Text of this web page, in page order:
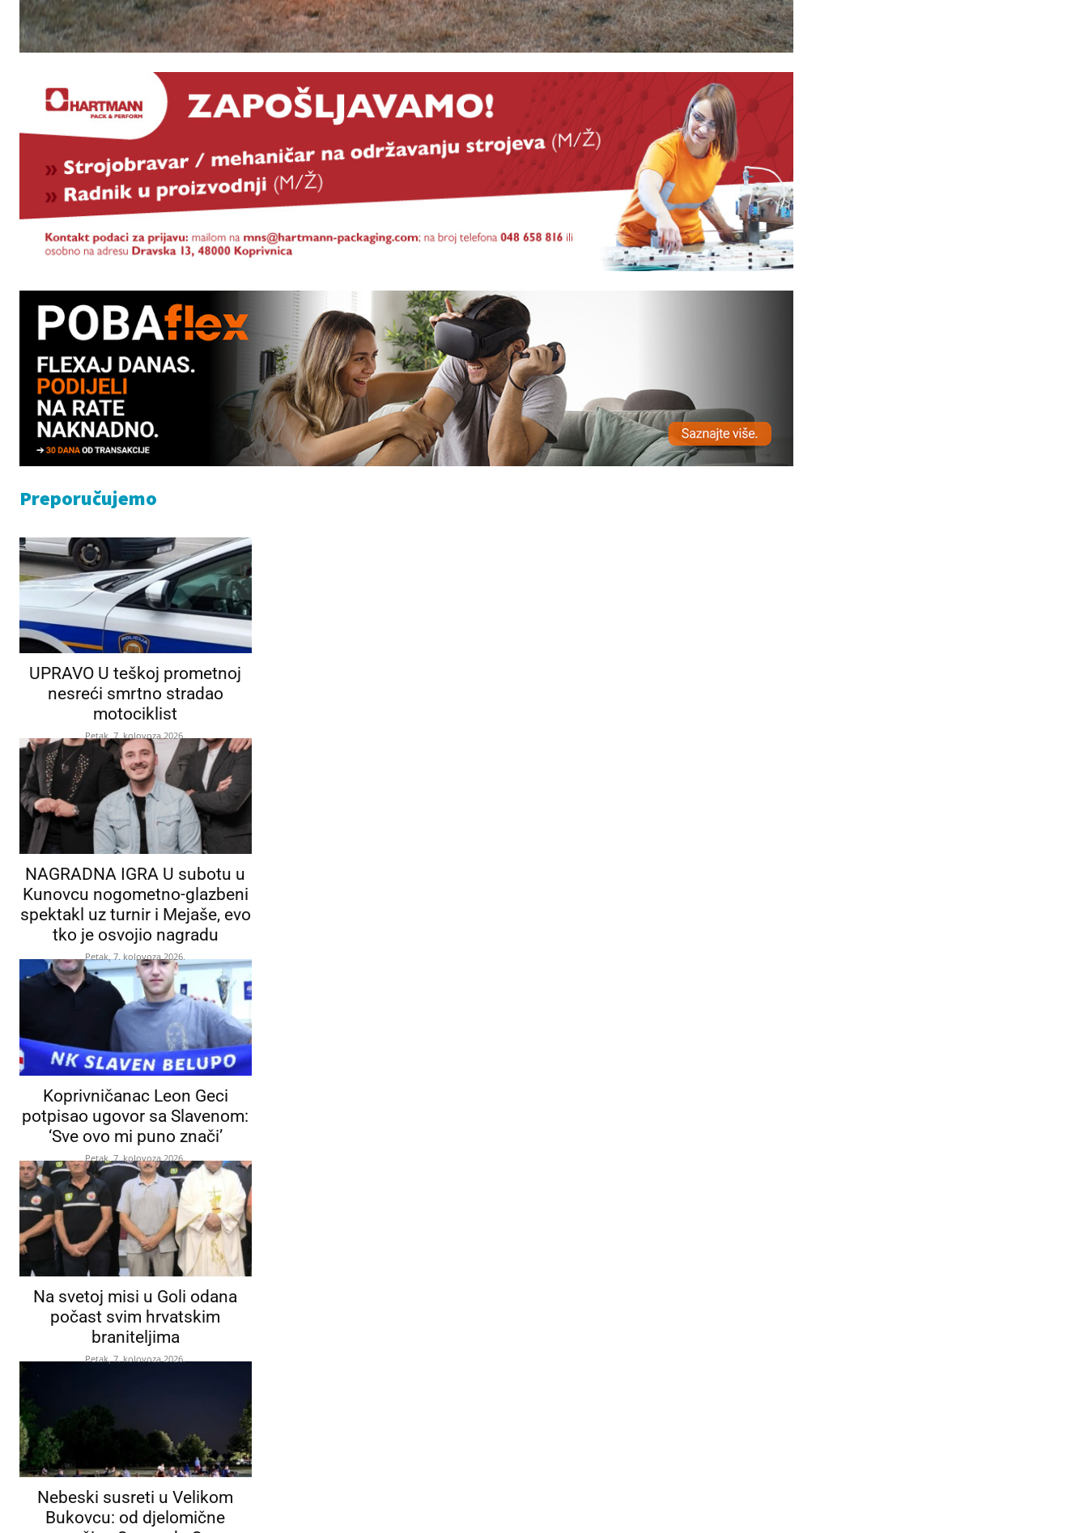
Preporučujemo
UPRAVO U teškoj prometnoj
nesreći smrtno stradao
motociklist
Petak, 7. kolovoza 2026.
NAGRADNA IGRA U subotu u
Kunovcu nogometno-glazbeni
spektakl uz turnir i Mejaše, evo
tko je osvojio nagradu
Petak, 7. kolovoza 2026.
Koprivničanac Leon Geci
potpisao ugovor sa Slavenom:
‘Sve ovo mi puno znači’
Petak, 7. kolovoza 2026.
Na svetoj misi u Goli odana
počast svim hrvatskim
braniteljima
Petak, 7. kolovoza 2026.
Nebeski susreti u Velikom
Bukovcu: od djelomične